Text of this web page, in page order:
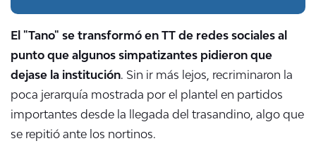
El "Tano" se transformó en TT de redes sociales al
punto que algunos simpatizantes pidieron que
dejase la institución. Sin ir más lejos, recriminaron la
poca jerarquía mostrada por el plantel en partidos
importantes desde la llegada del trasandino, algo que
se repitió ante los nortinos.